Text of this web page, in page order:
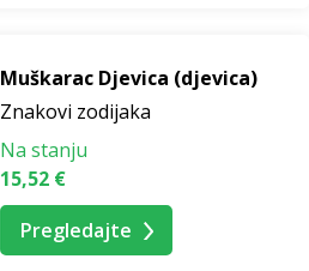
Muškarac Djevica (djevica)
Znakovi zodijaka
Na stanju
15,52 €
Pregledajte